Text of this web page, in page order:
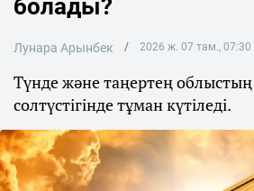
болады?
Лунара Арынбек 2026 ж. 07 там., 07:30
Түнде және таңертең
солтүстігінде тұман күтіледі.